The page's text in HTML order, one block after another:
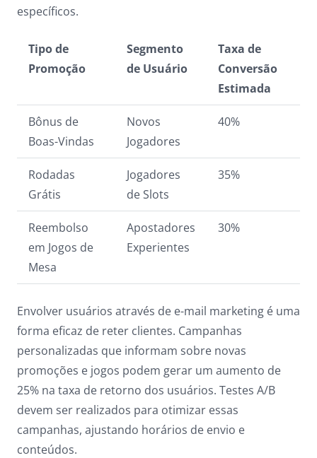
específicos.
Tipo de
Promoção
Segmento
de Usuário
Taxa de
Conversão
Estimada
Bônus de
Boas-Vindas
Novos
Jogadores
40%
Rodadas
Grátis
Jogadores
de Slots
35%
Reembolso
em Jogos de
Mesa
Apostadores
Experientes
30%
Envolver usuários através de e-mail marketing é uma
forma eficaz de reter clientes. Campanhas
personalizadas que informam sobre novas
promoções e jogos podem gerar um aumento de
25% na taxa de retorno dos usuários. Testes A/B
devem ser realizados para otimizar essas
campanhas, ajustando horários de envio e
conteúdos.